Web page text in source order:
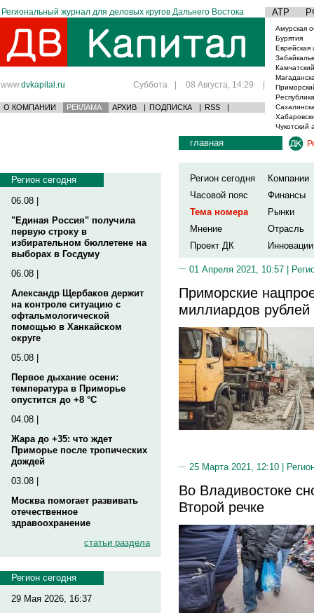
Региональный журнал для деловых кругов Дальнего Востока АТР
www.dvkapital.ru Суббота | 08 Августа, 14:29 |
О КОМПАНИИ РЕКЛАМА АРХИВ | ПОДПИСКА | RSS |
Амурская
Бурятия
Еврейская
Чукотский
Регион сегодня
06.08 |
"Единая Россия" получила
первую строку в
избирательном бюллетене на
выборах в Госдуму
06.08 |
Александр Щербаков держит
на контроле ситуацию с
офтальмологической
помощью в Ханкайском
округе
05.08 |
Первое дыхание осени:
температура в Приморье
опустится до +8 °C
04.08 |
Жара до +35: что ждет
Приморье после тропических
дождей
03.08 |
Москва помогает развивать
отечественное
здравоохранение
статьи раздела
Регион сегодня
29 Мая 2026, 16:37
главная
Регион сегодня
Компании
Часовой пояс
Финансы
Тема номера
Рынки
Мнение
Отрасль
Проект ДК
Инновации
01 Апреля 2021, 10:57 |
Приморские
миллиардов рублей
25 Марта 2021, 12:10 |
Во Владивостоке
Второй речке